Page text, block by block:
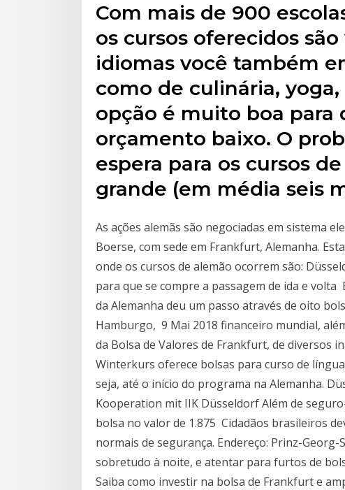
Com mais de 900
os cursos oferecidos
idiomas você também
como de culinária,
opção é muito boa para
orçamento baixo. O
espera para os cursos
grande (em média seis
As ações alemãs são negociadas em sistema
Boerse, com sede em Frankfurt, Alemanha.
onde os cursos de alemão ocorrem são:
para que se compre a passagem de ida e volta
da Alemanha deu um passo através de oito
Hamburgo, 9 Mai 2018 financeiro mundial,
da Bolsa de Valores de Frankfurt, de diversos
Winterkurs oferece bolsas para curso de
seja, até o início do programa na Alemanha.
Kooperation mit IIK Düsseldorf Além de
bolsa no valor de 1.875 Cidadãos brasileiros
normais de segurança. Endereço: Prinz-
sobretudo à noite, e atentar para furtos de
Saiba como investir na bolsa de Frankfurt e